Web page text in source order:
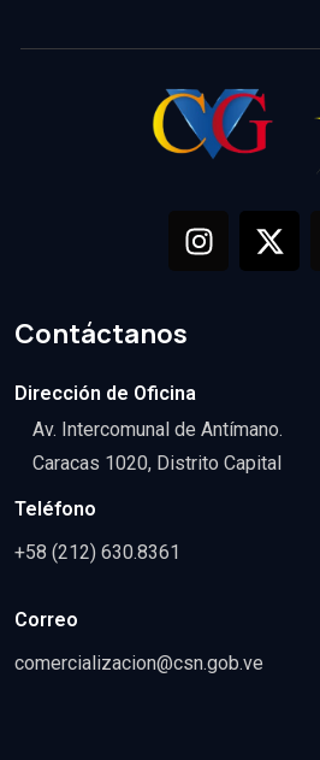
Contáctanos
Dirección de Oficina
Av. Intercomunal de Antímano.
Caracas 1020, Distrito Capital
Teléfono
+58 (212) 630.8361
Correo
comercializacion@csn.gob.ve